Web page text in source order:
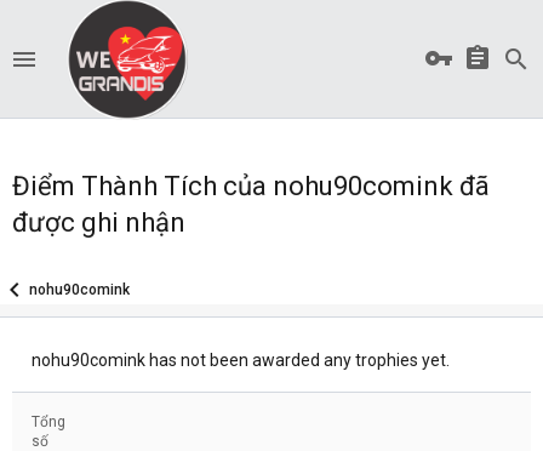
Điểm Thành Tích của nohu90comink đã
được ghi nhận
nohu90comink
nohu90comink has not been awarded any trophies yet.
Tổng
số